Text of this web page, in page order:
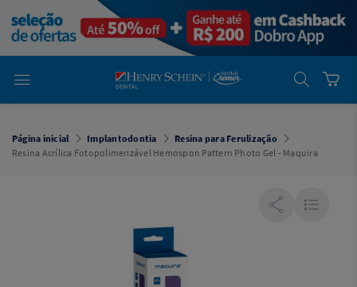
Dental
Cremer -
Henry Schein
Laboratório
Laboratório
Cremer -
Henry Schein
Página inicial Implantodontia
Resina para Ferulização
Resina Acrílica Fotopolimerizável Hemospon Pattern Photo Gel - Maquira